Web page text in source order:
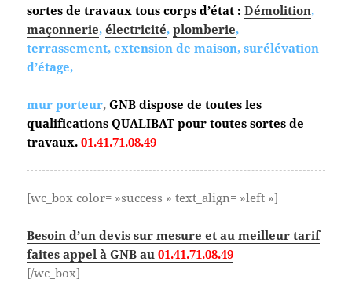
sortes de travaux tous corps d’état : Démolition,
maçonnerie,électricité,plomberie,
terrassement, extension de maison, surélévation
d’étage,
mur porteur,GNB dispose de toutes les
qualifications QUALIBAT pour toutes sortes de
travaux.01.41.71.08.49
[wc_box color= »success » text_align= »left »]
Besoin d’un devis sur mesure et au meilleur tarif
faites appel à GNB au01.41.71.08.49
[/wc_box]